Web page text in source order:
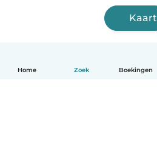
Home Zoek Boekingen
Kaart